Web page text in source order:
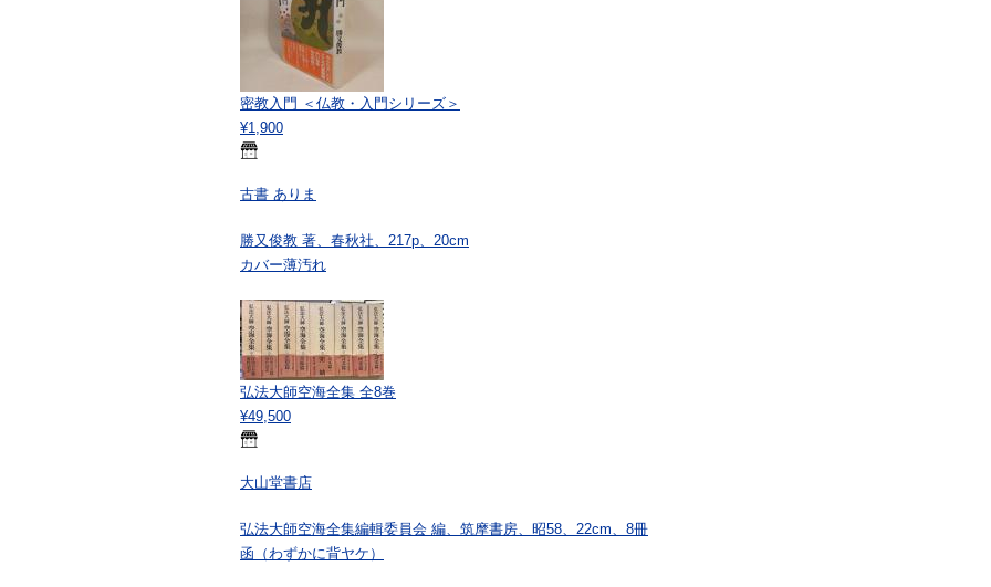
密教入門 ＜仏教・入門シリーズ＞
¥1,900
古書 ありま
勝又俊教 著、春秋社、217p、20cm
カバー薄汚れ
弘法大師空海全集 全8巻
¥49,500
大山堂書店
弘法大師空海全集編輯委員会 編、筑摩書房、昭58、22cm、8冊
函（わずかに背ヤケ）